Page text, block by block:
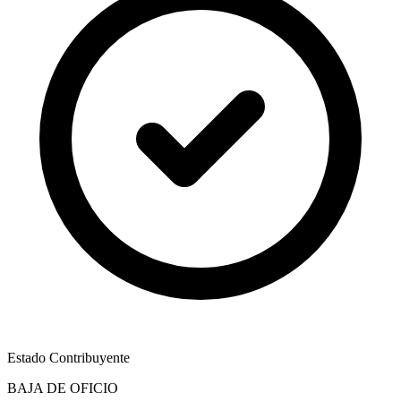
Estado Contribuyente
BAJA DE OFICIO